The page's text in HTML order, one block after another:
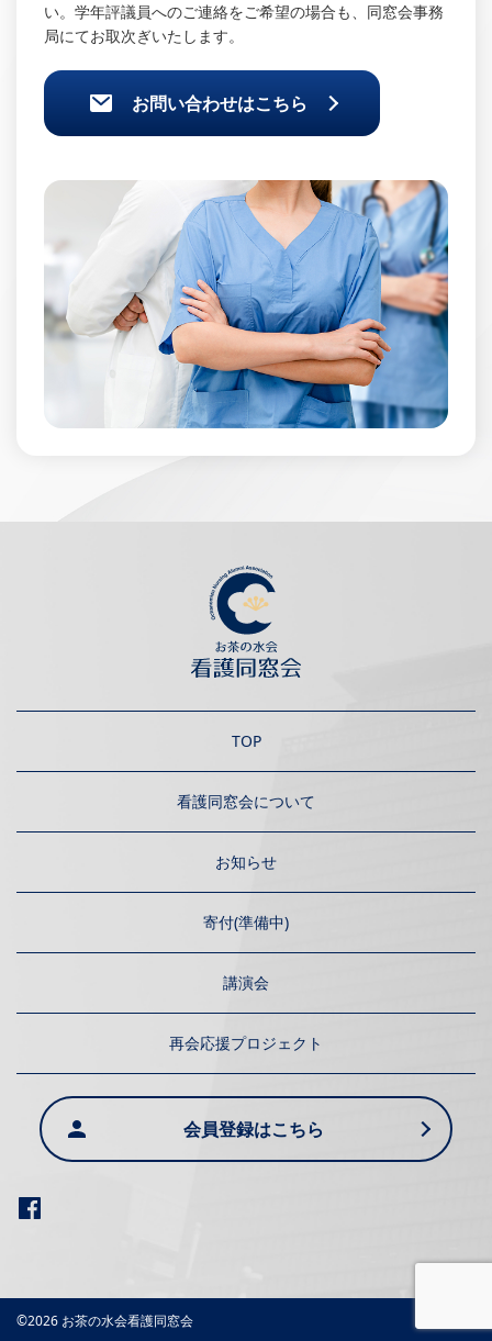
い。学年評議員へのご連絡をご希望の場合も、同窓会事務
局にてお取次ぎいたします。
お問い合わせはこちら
TOP
看護同窓会について
お知らせ
寄付(準備中)
講演会
再会応援プロジェクト
会員登録はこちら
©2026 お茶の水会看護同窓会